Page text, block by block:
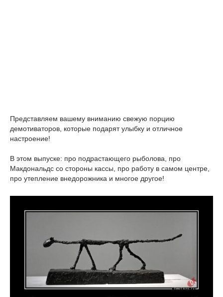
Представляем вашему вниманию свежую порцию
демотиваторов, которые подарят улыбку и отличное
настроение!
В этом выпуске: про подрастающего рыболова, про
Макдональдс со стороны кассы, про работу в самом центре,
про утепление внедорожника и многое другое!